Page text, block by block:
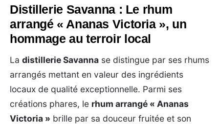
Distillerie Savanna : Le rhum
arrangé « Ananas Victoria », un
hommage au terroir local
La distillerie Savanna se distingue par ses rhums
arrangés mettant en valeur des ingrédients
locaux de qualité exceptionnelle. Parmi ses
créations phares, le rhum arrangé « Ananas
Victoria » brille par sa douceur fruitée et son